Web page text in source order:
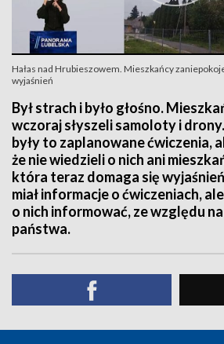
Hałas nad Hrubieszowem. Mieszkańcy
wyjaśnień
Był strach i było głośno.
wczoraj słyszeli samoloty i
były to zaplanowane ćwiczenia,
że nie wiedzieli o nich ani
która teraz domaga się
miał informacje o ćwiczeniach,
o nich informować, ze względu
państwa.